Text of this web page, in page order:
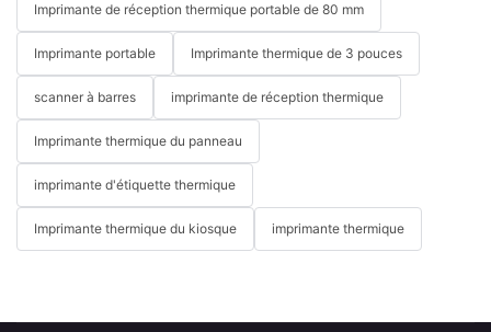
Imprimante de réception thermique portable de 80 mm
Imprimante portable Imprimante thermique de 3 pouces
scanner à barres imprimante de réception thermique
Imprimante thermique du panneau
imprimante d'étiquette thermique
Imprimante thermique du kiosque imprimante thermique